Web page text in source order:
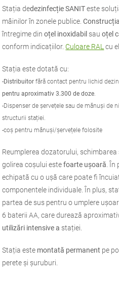
Stația dedezinfecție SANITeste
mâinilor în zonele publice.Construcția
întregime dinoțel inoxidabil sauoțel
conform indicațiilor.Culoare RAL cu
Stația este dotată cu:
-Distribuitor fără contact pentru lichid
pentru aproximativ 3.300 de doze
-Dispenser de șervețele sau de mănuși de
structurii stației.
-coș pentru mănuși/șervețele folosite
Reumplerea dozatorului,
golirea coșului estefoarte ușoară .
echipată cu o ușă care poate fi
componentele individuale. În plus,
partea de sus pentru o umplere
6 baterii AA, care durează
utilizări intensive a stației.
Stația este montată permanent pe
perete și șuruburi.